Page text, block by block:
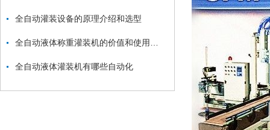
全自动灌装设备的原理介绍和选型
全自动液体灌装机有哪些自动化